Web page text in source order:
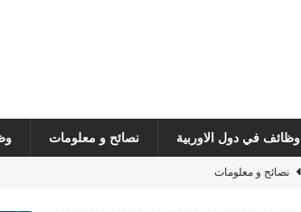
وظائف في دول الاوربية نصائح و معلومات
نصائح و معلومات